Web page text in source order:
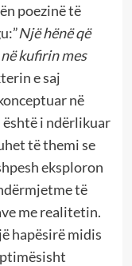
poezinë të
Një hënë që
kufirin mes
e saj
në
i ndërlikuar
të themi se
eksploron
të
me realitetin.
hapësirë midis